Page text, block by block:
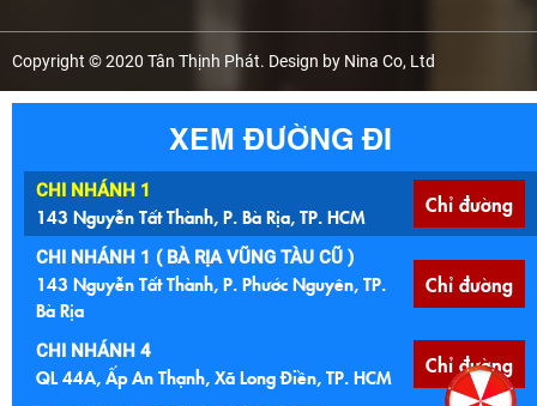
Copyright © 2020 Tân Thịnh Phát. Design by Nina Co, Ltd
XEM ĐƯỜNG ĐI
CHI NHÁNH 1
143 Nguyễn Tất Thành, P. Bà Rịa, TP. HCM Chỉ đường
CHI NHÁNH 1 ( BÀ RỊA VŨNG TÀU CŨ )
143 Nguyễn Tất Thành, P. Phước Nguyên, TP.
Bà Rịa
Chỉ đường
CHI NHÁNH 4
QL 44A, Ấp An Thạnh, Xã Long Điền, TP. HCM Chỉ đường